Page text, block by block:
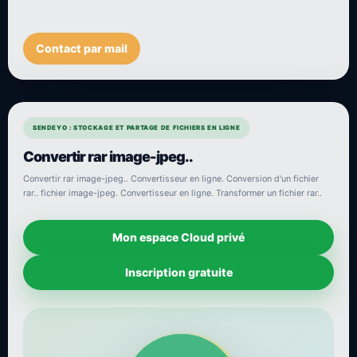
Contact par mail
SENDEYO : STOCKAGE ET PARTAGE DE FICHIERS EN LIGNE
Convertir rar image-jpeg..
Convertir rar image-jpeg.. Convertisseur en ligne. Conversion d'un fichier
rar.. fichier image-jpeg. Convertisseur en ligne. Transformer un fichier rar..
Mon espace Cloud privé
Inscription gratuite